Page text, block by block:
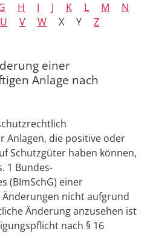
H I J K L M
N
U V W X Y Z
einer
Anlage nach
Anlagen, die positive oder
Schutzgüter haben können,
1 Bundes-
(BImSchG) einer
nicht aufgrund
Änderung anzusehen ist
nach § 16